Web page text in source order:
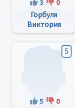
3 0
Горбуля
Виктория
Борисовна
5
5 0